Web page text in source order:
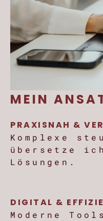
MEIN
PRAXISNAH &
Komplexe
übersetze
Lösungen.
DIGITAL &
Moderne